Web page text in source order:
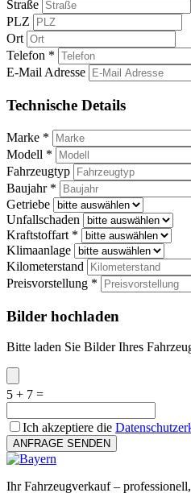
Straße
PLZ
Ort
Telefon *
E-Mail Adresse
Technische Details
Marke *
Modell *
Fahrzeugtyp
Baujahr *
Getriebe
Unfallschaden
Kraftstoffart *
Klimaanlage
Kilometerstand
Preisvorstellung *
Bilder hochladen
Bitte laden Sie Bilder Ihres
5 + 7 =
Ich akzeptiere die
ANFRAGE SENDEN
Ihr Fahrzeugverkauf –